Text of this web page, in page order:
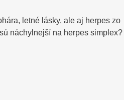
letné lásky, ale aj herpes zo
náchylnejší na herpes simplex?